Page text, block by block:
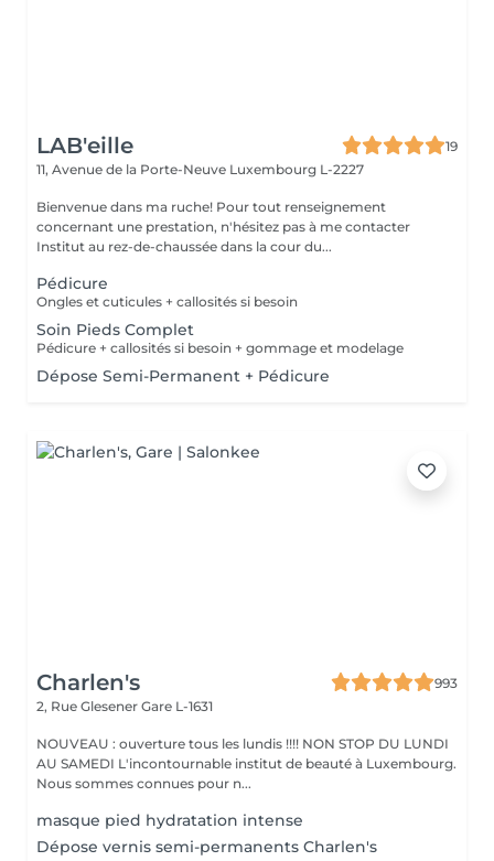
LAB'eille
19
11, Avenue de la Porte-Neuve Luxembourg L-2227
Bienvenue dans ma ruche! Pour tout renseignement
concernant une prestation, n'hésitez pas à me contacter
Institut au rez-de-chaussée dans la cour du...
Pédicure
Ongles et cuticules + callosités si besoin
Soin Pieds Complet
Pédicure + callosités si besoin + gommage et modelage
Dépose Semi-Permanent + Pédicure
Charlen's
993
2, Rue Glesener Gare L-1631
NOUVEAU : ouverture tous les lundis !!!! NON STOP DU LUNDI
AU SAMEDI L'incontournable institut de beauté à Luxembourg.
Nous sommes connues pour n...
masque pied hydratation intense
Dépose vernis semi-permanents Charlen's